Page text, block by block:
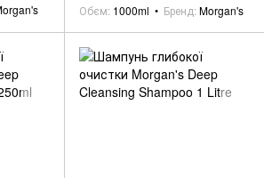
Обєм 1000ml Бренд Morgan's